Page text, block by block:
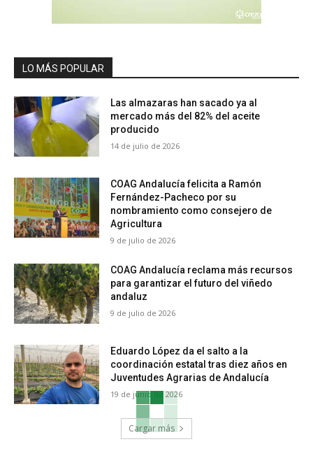
LO MÁS POPULAR
Las almazaras han sacado ya al
mercado más del 82% del aceite
producido
14 de julio de 2026
COAG Andalucía felicita a Ramón
Fernández-Pacheco por su
nombramiento como consejero de
Agricultura
9 de julio de 2026
COAG Andalucía reclama más recursos
para garantizar el futuro del viñedo
andaluz
9 de julio de 2026
Eduardo López da el salto a la
coordinación estatal tras diez años en
Juventudes Agrarias de Andalucía
19 de junio de 2026
Cargar más